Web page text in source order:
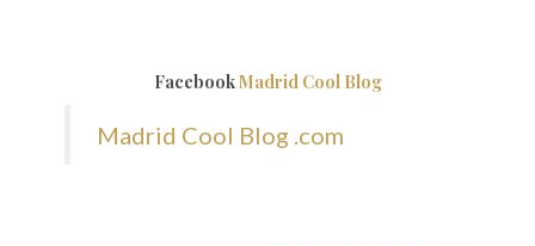
FacebookMadrid Cool Blog
Madrid Cool Blog .com